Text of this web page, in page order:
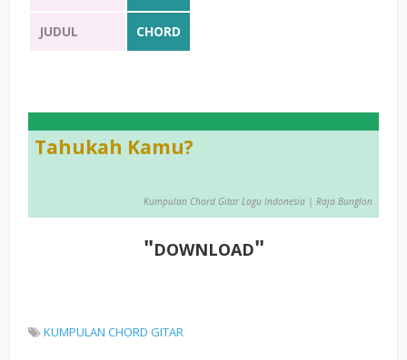
JUDUL CHORD
Tahukah Kamu?
Kumpulan Chord Gitar Lagu Indonesia | Raja Bunglon
"DOWNLOAD"
KUMPULAN CHORD GITAR